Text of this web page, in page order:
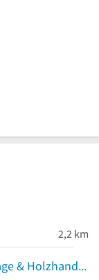
2,2 km
Lignum Nord Montage ? Fenstermontage & Holzhandwerk